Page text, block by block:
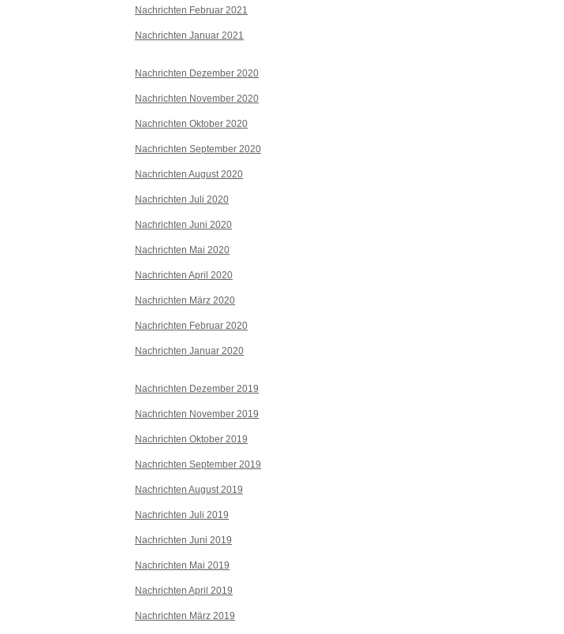
Nachrichten Februar 2021
Nachrichten Januar 2021
Nachrichten Dezember 2020
Nachrichten November 2020
Nachrichten Oktober 2020
Nachrichten September 2020
Nachrichten August 2020
Nachrichten Juli 2020
Nachrichten Juni 2020
Nachrichten Mai 2020
Nachrichten April 2020
Nachrichten März 2020
Nachrichten Februar 2020
Nachrichten Januar 2020
Nachrichten Dezember 2019
Nachrichten November 2019
Nachrichten Oktober 2019
Nachrichten September 2019
Nachrichten August 2019
Nachrichten Juli 2019
Nachrichten Juni 2019
Nachrichten Mai 2019
Nachrichten April 2019
Nachrichten März 2019